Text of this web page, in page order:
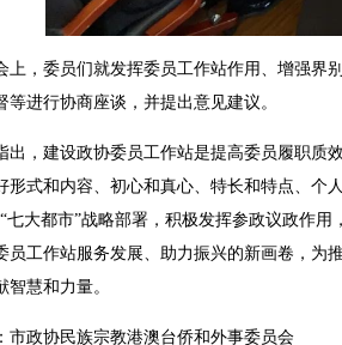
委员们就发挥委员工作站作用、增强界
等进行协商座谈，并提出意见建议。
建设政协委员工作站是提高委员履职质
形式和内容、初心和真心、特长和特点、个
七大都市”战略部署，积极发挥参政议政作
员工作站服务发展、助力振兴的新画卷，为
智慧和力量。
政协民族宗教港澳台侨和外事委员会